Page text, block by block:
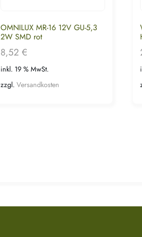
OMNILUX MR-16 12V GU-5,3
2W SMD rot
8,52 €
inkl. 19 % MwSt.
zzgl. Versandkosten